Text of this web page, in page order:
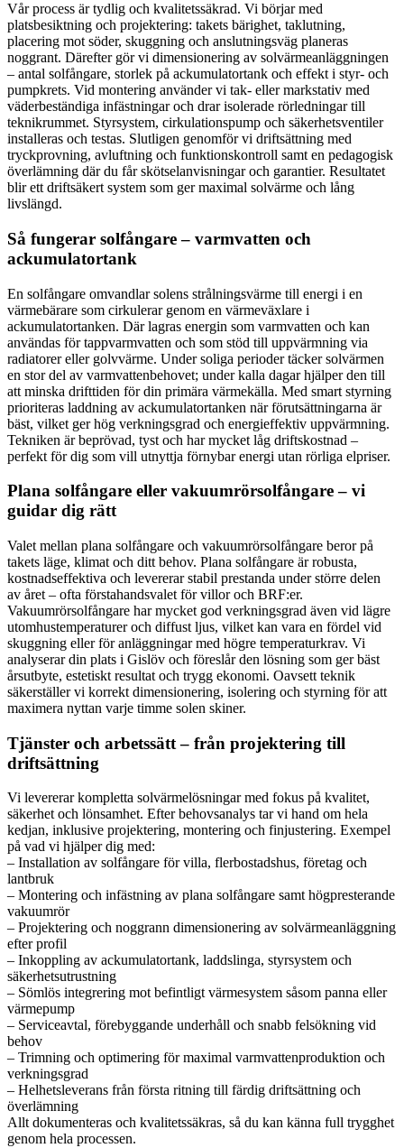
Vår process är tydlig och kvalitetssäkrad. Vi börjar med
platsbesiktning och projektering: takets bärighet, taklutning,
placering mot söder, skuggning och anslutningsväg planeras
noggrant. Därefter gör vi dimensionering av solvärmeanläggningen
– antal solfångare, storlek på ackumulatortank och effekt i styr- och
pumpkrets. Vid montering använder vi tak- eller markstativ med
väderbeständiga infästningar och drar isolerade rörledningar till
teknikrummet. Styrsystem, cirkulationspump och säkerhetsventiler
installeras och testas. Slutligen genomför vi driftsättning med
tryckprovning, avluftning och funktionskontroll samt en pedagogisk
överlämning där du får skötselanvisningar och garantier. Resultatet
blir ett driftsäkert system som ger maximal solvärme och lång
livslängd.
Så fungerar solfångare – varmvatten och
ackumulatortank
En solfångare omvandlar solens strålningsvärme till energi i en
värmebärare som cirkulerar genom en värmeväxlare i
ackumulatortanken. Där lagras energin som varmvatten och kan
användas för tappvarmvatten och som stöd till uppvärmning via
radiatorer eller golvvärme. Under soliga perioder täcker solvärmen
en stor del av varmvattenbehovet; under kalla dagar hjälper den till
att minska drifttiden för din primära värmekälla. Med smart styrning
prioriteras laddning av ackumulatortanken när förutsättningarna är
bäst, vilket ger hög verkningsgrad och energieffektiv uppvärmning.
Tekniken är beprövad, tyst och har mycket låg driftskostnad –
perfekt för dig som vill utnyttja förnybar energi utan rörliga elpriser.
Plana solfångare eller vakuumrörsolfångare – vi
guidar dig rätt
Valet mellan plana solfångare och vakuumrörsolfångare beror på
takets läge, klimat och ditt behov. Plana solfångare är robusta,
kostnadseffektiva och levererar stabil prestanda under större delen
av året – ofta förstahandsvalet för villor och BRF:er.
Vakuumrörsolfångare har mycket god verkningsgrad även vid lägre
utomhustemperaturer och diffust ljus, vilket kan vara en fördel vid
skuggning eller för anläggningar med högre temperaturkrav. Vi
analyserar din plats i Gislöv och föreslår den lösning som ger bäst
årsutbyte, estetiskt resultat och trygg ekonomi. Oavsett teknik
säkerställer vi korrekt dimensionering, isolering och styrning för att
maximera nyttan varje timme solen skiner.
Tjänster och arbetssätt – från projektering till
driftsättning
Vi levererar kompletta solvärmelösningar med fokus på kvalitet,
säkerhet och lönsamhet. Efter behovsanalys tar vi hand om hela
kedjan, inklusive projektering, montering och finjustering. Exempel
på vad vi hjälper dig med:
– Installation av solfångare för villa, flerbostadshus, företag och
lantbruk
– Montering och infästning av plana solfångare samt högpresterande
vakuumrör
– Projektering och noggrann dimensionering av solvärmeanläggning
efter profil
– Inkoppling av ackumulatortank, laddslinga, styrsystem och
säkerhetsutrustning
– Sömlös integrering mot befintligt värmesystem såsom panna eller
värmepump
– Serviceavtal, förebyggande underhåll och snabb felsökning vid
behov
– Trimning och optimering för maximal varmvattenproduktion och
verkningsgrad
– Helhetsleverans från första ritning till färdig driftsättning och
överlämning
Allt dokumenteras och kvalitetssäkras, så du kan känna full trygghet
genom hela processen.